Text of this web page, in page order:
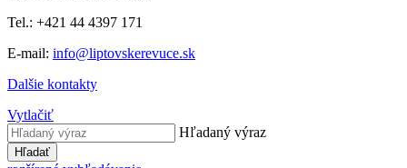
Tel.: +421 44 4397 171
E-mail: info@liptovskerevuce.sk
Dalšie kontakty
Vytlačiť
Hľadaný výraz
Hľadať